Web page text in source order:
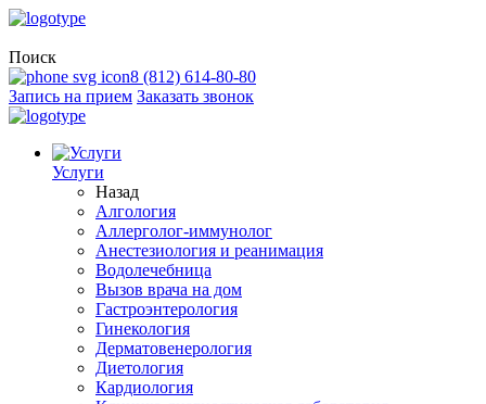
Поиск
8 (812) 614-80-80
Запись на прием Заказать звонок
Услуги
Назад
Алгология
Аллерголог-иммунолог
Анестезиология и реанимация
Водолечебница
Вызов врача на дом
Гастроэнтерология
Гинекология
Дерматовенерология
Диетология
Кардиология